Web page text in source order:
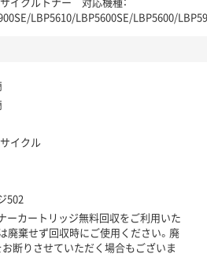
LBP5610/LBP5600SE/LBP5600/
サイクル
502
ーカートリッジ無料回収をご利用いた
廃棄せず回収時にご使用ください。廃
断りさせていただく場合もございま